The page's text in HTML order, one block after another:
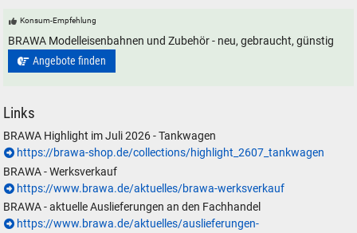
Konsum-Empfehlung
BRAWA Modelleisenbahnen und Zubehör - neu, gebraucht, günstig
Angebote finden
Links
BRAWA Highlight im Juli 2026 - Tankwagen
https://brawa-shop.de/collections/highlight_2607_tankwagen
BRAWA - Werksverkauf
https://www.brawa.de/aktuelles/brawa-werksverkauf
BRAWA - aktuelle Auslieferungen an den Fachhandel
https://www.brawa.de/aktuelles/auslieferungen-